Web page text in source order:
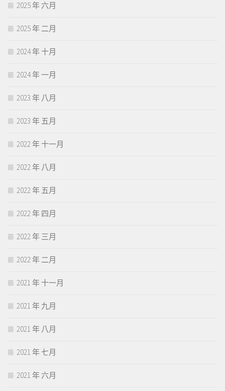
2025 年 六月
2025 年 二月
2024 年 十月
2024 年 一月
2023 年 八月
2023 年 五月
2022 年 十一月
2022 年 八月
2022 年 五月
2022 年 四月
2022 年 三月
2022 年 二月
2021 年 十一月
2021 年 九月
2021 年 八月
2021 年 七月
2021 年 六月